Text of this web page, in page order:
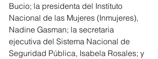
Bucio; la presidenta del Instituto
Nacional de las Mujeres (Inmujeres),
Nadine Gasman; la secretaria
ejecutiva del Sistema Nacional de
Seguridad Pública, Isabela Rosales; y